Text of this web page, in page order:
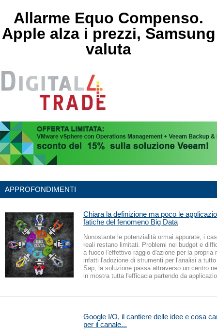
Allarme Equo Compenso.
Apple alza i prezzi, Samsung
valuta
APPROFONDIMENTI
Chiara la definizione ma poco le
fatiche del fenomeno Big Data
Nonostante le potenzialità ormai appurate, i
reali restano limitati. Problemi nei budget e
a fuoco l'effettivo raggio d'azione per la propria
infatti l'adozione di strumenti per l'analisi a
Sap, la soluzione passa attraverso un centro
in mostra tutta l'efficacia partendo da
Google I/O, il cantiere delle idee e cosa
per il canale...